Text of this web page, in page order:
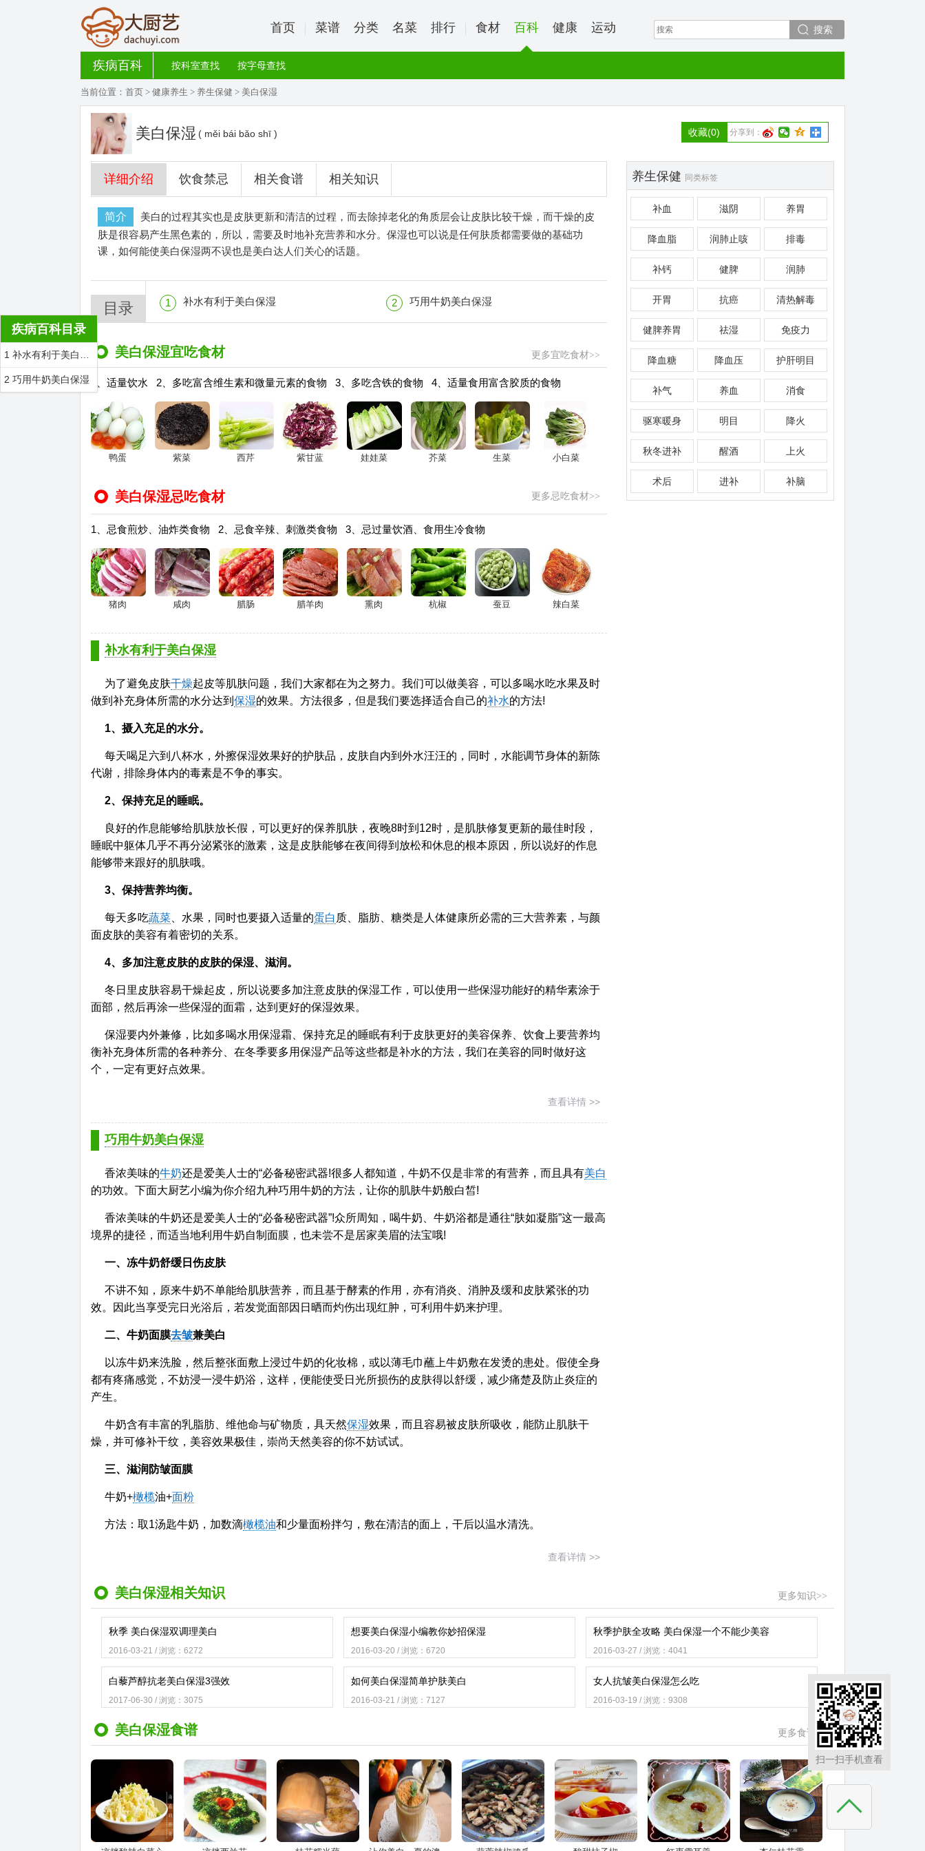
搜索
首页 菜谱 分类 名菜 排行 食材 百科 健康 运动
疾病百科 按科室查找 按字母查找
当前位置： 首页 > 健康养生 > 养生保健 > 美白保湿
美白保湿 ( měi bái bǎo shī ) 分享到：
收藏(0)
详细介绍 饮食禁忌 相关食谱 相关知识
简介
美白的过程其实也是皮肤更新和清洁的过程，而去除掉老化的角质层会让皮肤比较干燥，而干燥的皮
肤是很容易产生黑色素的，所以，需要及时地补充营养和水分。保湿也可以说是任何肤质都需要做的基础功
课，如何能使美白保湿两不误也是美白达人们关心的话题。
目录 1 补水有利于美白保湿 2 巧用牛奶美白保湿
美白保湿宜吃食材 更多宜吃食材>>
1、适量饮水 2、多吃富含维生素和微量元素的食物 3、多吃含铁的食物 4、适量食用富含胶质的食物
鸭蛋 紫菜 西芹 紫甘蓝 娃娃菜 芥菜 生菜 小白菜
美白保湿忌吃食材 更多忌吃食材>>
1、忌食煎炒、油炸类食物 2、忌食辛辣、刺激类食物 3、忌过量饮酒、食用生冷食物
猪肉 咸肉 腊肠 腊羊肉 熏肉 杭椒 蚕豆 辣白菜
补水有利于美白保湿
为了避免皮肤干燥起皮等肌肤问题，我们大家都在为之努力。我们可以做美容，可以多喝水吃水果及时
做到补充身体所需的水分达到 保湿的效果。方法很多，但是我们要选择适合自己的补水的方法!
1、摄入充足的水分。
每天喝足六到八杯水，外擦保湿效果好的护肤品，皮肤自内到外水汪汪的，同时，水能调节身体的新陈
代谢，排除身体内的毒素是不争的事实。
2、保持充足的睡眠。
良好的作息能够给肌肤放长假，可以更好的保养肌肤，夜晚8时到12时，是肌肤修复更新的最佳时段，
睡眠中躯体几乎不再分泌紧张的激素，这是皮肤能够在夜间得到放松和休息的根本原因，所以说好的作息
能够带来跟好的肌肤哦。
3、保持营养均衡。
每天多吃蔬菜 、水果，同时也要摄入适量的蛋白 质、脂肪、糖类是人体健康所必需的三大营养素，与颜
面皮肤的美容有着密切的关系。
4、多加注意皮肤的皮肤的保湿、滋润。
冬日里皮肤容易干燥起皮，所以说要多加注意皮肤的保湿工作，可以使用一些保湿功能好的精华素涂于
面部，然后再涂一些保湿的面霜，达到更好的保湿效果。
保湿要内外兼修，比如多喝水用保湿霜、保持充足的睡眠有利于皮肤更好的美容保养、饮食上要营养均
衡补充身体所需的各种养分、在冬季要多用保湿产品等这些都是补水的方法，我们在美容的同时做好这
个，一定有更好点效果。
查看详情 >>
巧用牛奶美白保湿
香浓美味的牛奶还是爱美人士的“必备秘密武器!很多人都知道，牛奶不仅是非常的有营养，而且具有美白
的功效。下面大厨艺小编为你介绍九种巧用牛奶的方法，让你的肌肤牛奶般白皙!
香浓美味的牛奶还是爱美人士的“必备秘密武器”!众所周知，喝牛奶、牛奶浴都是通往“肤如凝脂”这一最高
境界的捷径，而适当地利用牛奶自制面膜，也未尝不是居家美眉的法宝哦!
一、冻牛奶舒缓日伤皮肤
不讲不知，原来牛奶不单能给肌肤营养，而且基于酵素的作用，亦有消炎、消肿及缓和皮肤紧张的功
效。因此当享受完日光浴后，若发觉面部因日晒而灼伤出现红肿，可利用牛奶来护理。
二、牛奶面膜去皱兼美白
以冻牛奶来洗脸，然后整张面敷上浸过牛奶的化妆棉，或以薄毛巾蘸上牛奶敷在发烫的患处。假使全身
都有疼痛感觉，不妨浸一浸牛奶浴，这样，便能使受日光所损伤的皮肤得以舒缓，减少痛楚及防止炎症的
产生。
牛奶含有丰富的乳脂肪、维他命与矿物质，具天然保湿效果，而且容易被皮肤所吸收，能防止肌肤干
燥，并可修补干纹，美容效果极佳，崇尚天然美容的你不妨试试。
三、滋润防皱面膜
牛奶+橄榄油+面粉
方法：取1汤匙牛奶，加数滴橄榄油和少量面粉拌匀，敷在清洁的面上，干后以温水清洗。
查看详情 >>
疾病百科目录
2 巧用牛奶美白保湿
养生保健 同类标签
补血 滋阴 养胃
降血脂 润肺止咳 排毒
补钙 健脾 润肺
开胃 抗癌 清热解毒
健脾养胃 祛湿 免疫力
降血糖 降血压 护肝明目
补气 养血 消食
驱寒暖身 明目 降火
秋冬进补 醒酒 上火
术后 进补 补脑
美白保湿相关知识 更多知识>>
秋季 美白保湿双调理美白
2016-03-21 / 浏览：6272
想要美白保湿小编教你妙招保湿
2016-03-20 / 浏览：6720
秋季护肤全攻略 美白保湿一个不能少美容
2016-03-27 / 浏览：4041
白藜芦醇抗老美白保湿3强效
2017-06-30 / 浏览：3075
如何美白保湿简单护肤美白
2016-03-21 / 浏览：7127
女人抗皱美白保湿怎么吃
2016-03-19 / 浏览：9308
美白保湿食谱 更多食谱>>
扫一扫手机查看